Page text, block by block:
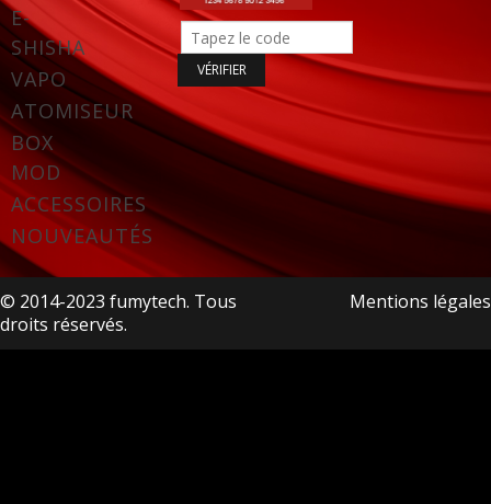
E-
SHISHA
VAPO
ATOMISEUR
BOX
MOD
ACCESSOIRES
NOUVEAUTÉS
© 2014-2023 fumytech. Tous
droits réservés.
Mentions légales